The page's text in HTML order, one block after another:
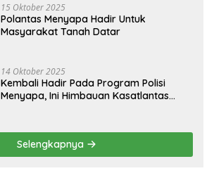
15 Oktober 2025
Polantas Menyapa Hadir Untuk
Masyarakat Tanah Datar
14 Oktober 2025
Kembali Hadir Pada Program Polisi
Menyapa, Ini Himbauan Kasatlantas
Selengkapnya